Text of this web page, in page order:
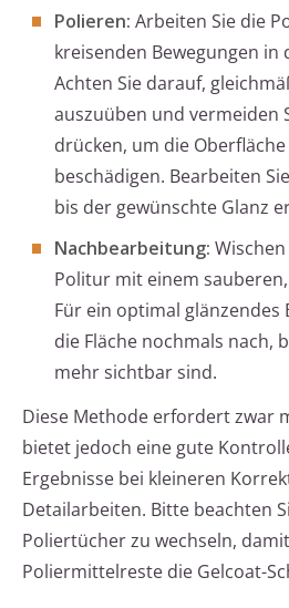
Polieren: Arbeiten Sie die
kreisenden Bewegungen in
Achten Sie darauf,
auszuüben und vermeiden
drücken, um die
beschädigen. Bearbeiten
bis der gewünschte Glanz
Nachbearbeitung:
Politur mit einem
Für ein optimal glänzendes
die Fläche nochmals nach,
mehr sichtbar sind.
Diese Methode erfordert zwar
bietet jedoch eine gute
Ergebnisse bei kleineren
Detailarbeiten. Bitte beachten
Poliertücher zu wechseln,
Poliermittelreste die Gelcoat-